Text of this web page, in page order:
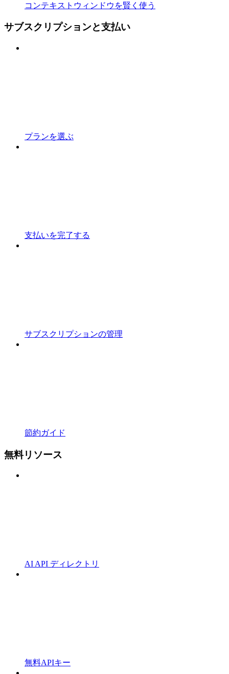
コンテキストウィンドウを賢く使う
サブスクリプションと支払い
プランを選ぶ
支払いを完了する
サブスクリプションの管理
節約ガイド
無料リソース
AI API ディレクトリ
無料APIキー